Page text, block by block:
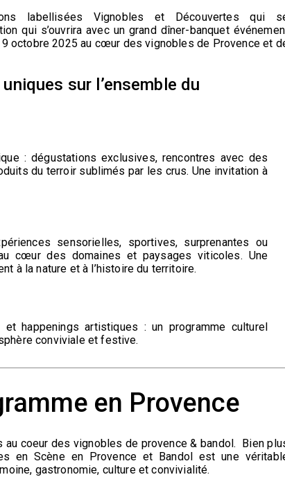
labellisées Vignobles et Découvertes qui
nquis’ouvrira avec un grand dîner-banquet
octobre 2025 au cœur des vignobles de Provence et
uniques sur l’ensemble du
: dégustations exclusives, rencontres avec des
du terroir sublimés par les crus. Une invitation à
sensorielles, sportives, surprenantes ou
cœur des domaines et paysages viticoles. Une
à la nature et à l’histoire du territoire.
happenings artistiques : un programme culturel
conviviale et festive.
en Provence
coeur des vignobles de provence & bandol. Bien
en Scène en Provence et Bandol est une
gastronomie, culture et convivialité.